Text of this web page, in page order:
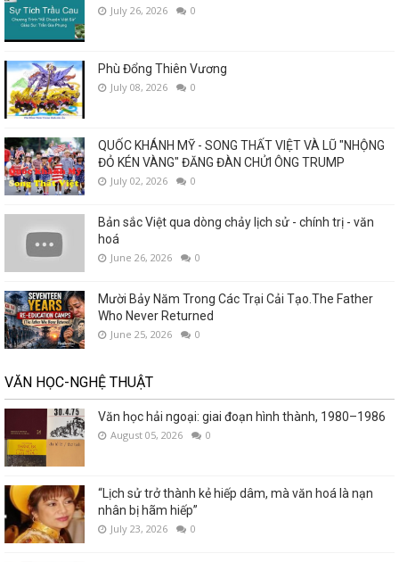
July 26, 2026 0
Phù Đổng Thiên Vương
July 08, 2026 0
QUỐC KHÁNH MỸ - SONG THẤT VIỆT VÀ LŨ "NHỘNG
ĐỎ KÉN VÀNG" ĐĂNG ĐÀN CHỬI ÔNG TRUMP
July 02, 2026 0
Bản sắc Việt qua dòng chảy lịch sử - chính trị - văn
hoá
June 26, 2026 0
Mười Bảy Năm Trong Các Trại Cải Tạo.The Father
Who Never Returned
June 25, 2026 0
VĂN HỌC-NGHỆ THUẬT
Văn học hải ngoại: giai đoạn hình thành, 1980–1986
August 05, 2026 0
“Lịch sử trở thành kẻ hiếp dâm, mà văn hoá là nạn
nhân bị hãm hiếp”
July 23, 2026 0